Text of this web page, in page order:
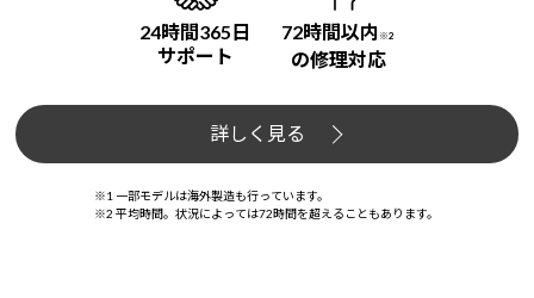
24時間365日
サポート
72時間以内 ※2
の修理対応
詳しく見る
※1 一部モデルは海外製造も行っています。
※2 平均時間。状況によっては72時間を超えることもあります。